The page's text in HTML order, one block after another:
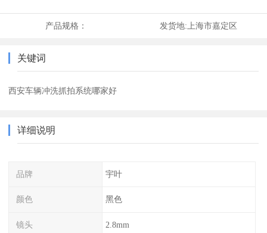
产品规格： 发货地:上海市嘉定区
关键词
西安车辆冲洗抓拍系统哪家好
详细说明
品牌 宇叶
颜色 黑色
镜头 2.8mm